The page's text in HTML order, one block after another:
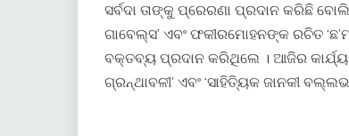
ସର୍ବଦା ତାଙ୍କୁ ପ୍ରେରଣା ପ୍ରଦାନ କରିଛି
ଗାବେଲ୍ସ’ ଏବଂ ଫକୀରମୋହନଙ୍କ ରଚିତ
ବକ୍ତବ୍ୟ ପ୍ରଦାନ କରିଥିଲେ । ଆଜିର
ଗ୍ରନ୍ଥାବଳୀ’ ଏବଂ ‘ସାହିତ୍ୟିକ ଜାନକୀ